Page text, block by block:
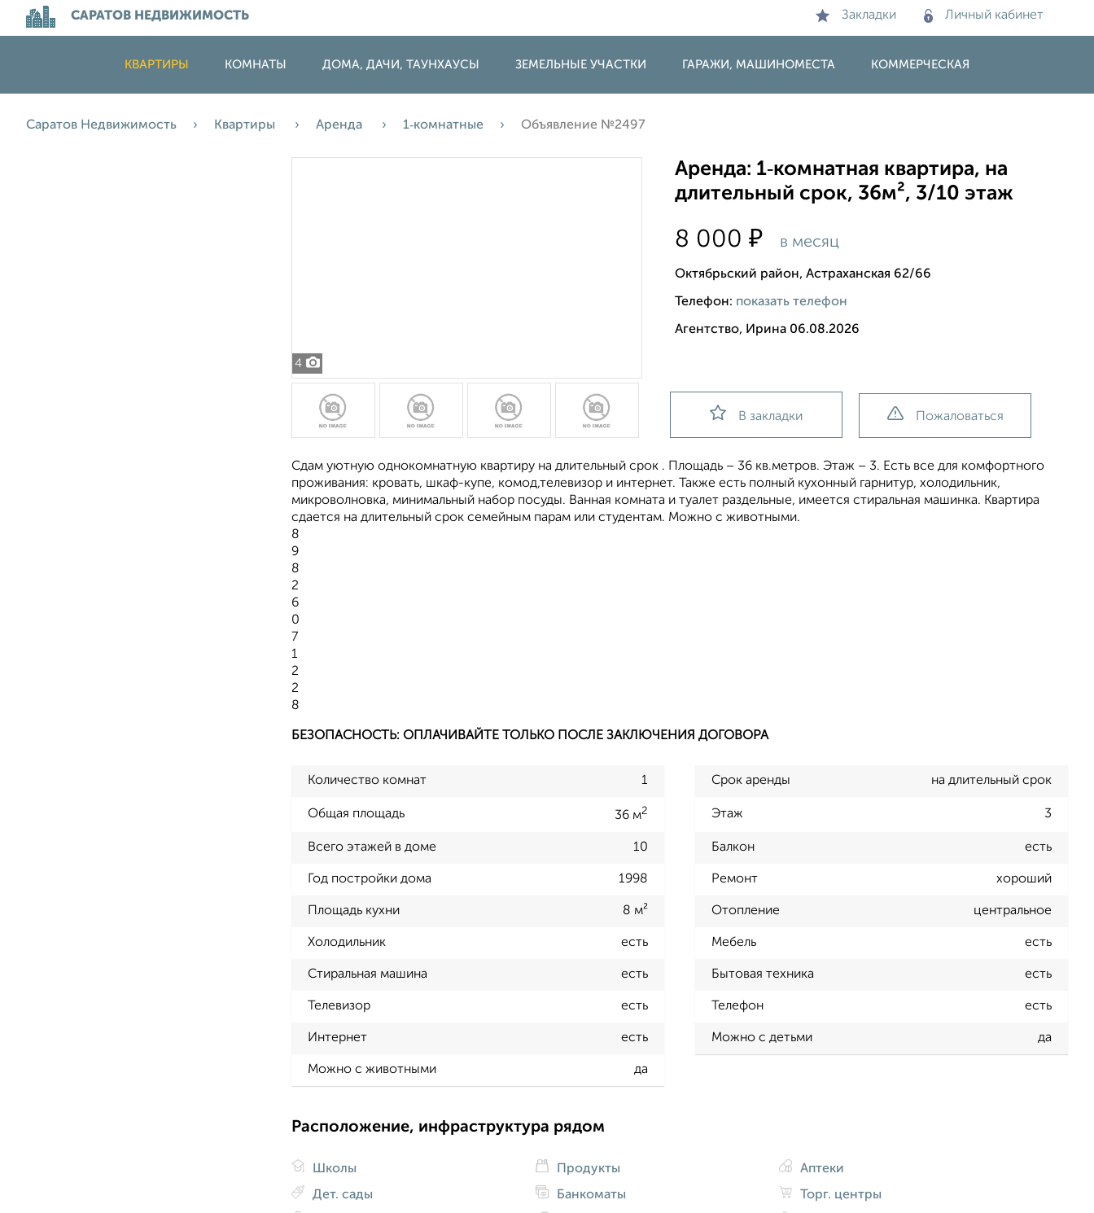
САРАТОВ НЕДВИЖИМОСТЬ Закладки Личный кабинет
КВАРТИРЫ КОМНАТЫ ДОМА, ДАЧИ, ТАУНХАУСЫ ЗЕМЕЛЬНЫЕ УЧАСТКИ ГАРАЖИ, МАШИНОМЕСТА КОММЕРЧЕСКАЯ
Саратов Недвижимость Квартиры Аренда 1‑комнатные Объявление №2497
4
Аренда: 1‑комнатная квартира, на
длительный срок, 36м², 3/10 этаж
8 000₽ в месяц
Октябрьский район, Астраханская 62/66
Телефон: показать телефон
Агентство, Ирина 06.08.2026
В закладки Пожаловаться
Сдам уютную однокомнатную квартиру на длительный срок . Площадь – 36 кв.метров. Этаж – 3. Есть все для комфортного
проживания: кровать, шкаф-купе, комод,телевизор и интернет. Также есть полный кухонный гарнитур, холодильник,
микроволновка, минимальный набор посуды. Ванная комната и туалет раздельные, имеется стиральная машинка. Квартира
сдается на длительный срок семейным парам или студентам. Можно с животными.
8
9
8
2
6
0
7
1
2
2
8
БЕЗОПАСНОСТЬ: ОПЛАЧИВАЙТЕ ТОЛЬКО ПОСЛЕ ЗАКЛЮЧЕНИЯ ДОГОВОРА
Количество комнат 1 Срок аренды на длительный срок
Общая площадь 36 м2 Этаж 3
Всего этажей в доме 10 Балкон есть
Год постройки дома 1998 Ремонт хороший
Площадь кухни 8 м² Отопление центральное
Холодильник есть Мебель есть
Стиральная машина есть Бытовая техника есть
Телевизор есть Телефон есть
Интернет есть Можно с детьми да
Можно с животными да
Расположение, инфраструктура рядом
Школы
Дет. сады
Продукты
Банкоматы
Аптеки
Торг. центры